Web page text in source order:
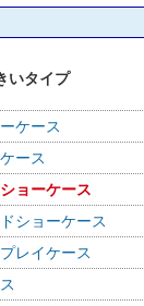
いタイプ
ケース
ース
ョーケース
ショーケース
レイケース